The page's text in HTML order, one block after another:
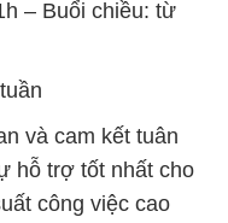
– Buổi chiều: từ
và cam kết tuân
hỗ trợ tốt nhất cho
công việc cao